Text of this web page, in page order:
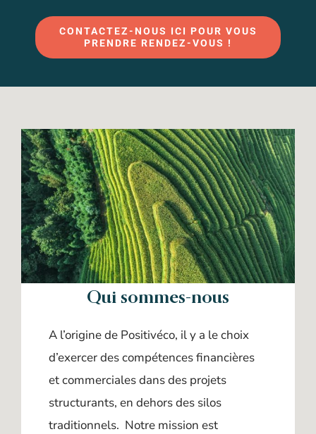
CONTACTEZ-NOUS ICI POUR VOUS
PRENDRE RENDEZ-VOUS !
Qui sommes-nous
A l’origine de Positivéco, il y a le choix
d’exercer des compétences financières
et commerciales dans des projets
structurants, en dehors des silos
traditionnels. Notre mission est